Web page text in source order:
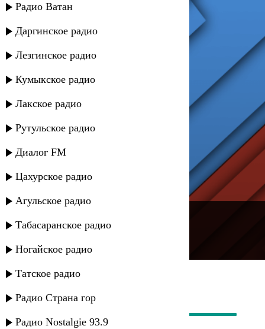
Радио Ватан
Даргинское радио
Лезгинское радио
Кумыкское радио
Лакское радио
Рутульское радио
Диалог FM
Цахурское радио
Агульское радио
Табасаранское радио
Ногайское радио
Татское радио
Радио Страна гор
Радио Nostalgie 93.9
---
Русское радио